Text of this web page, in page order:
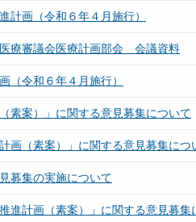
計画（令和６年４月施行）
療審議会医療計画部会 会議資料
（令和６年４月施行）
素案）」に関する意見募集について
画（素案）」に関する意見募集につ
募集の実施について
進計画（素案）」に関する意見募集